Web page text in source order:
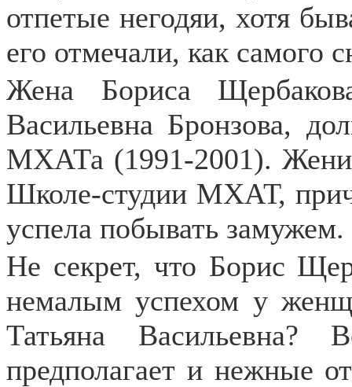
отпетые негодяи, хотя
его отмечали, как самого
Жена Бориса
Васильевна Бронзова,
МХАТа (1991-2001).
Школе-студии МХАТ,
успела побывать замужем.
Не секрет, что Борис
немалым успехом у
Татьяна Васильевна?
предполагает и нежные